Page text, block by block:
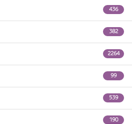
436
382
2264
99
539
190